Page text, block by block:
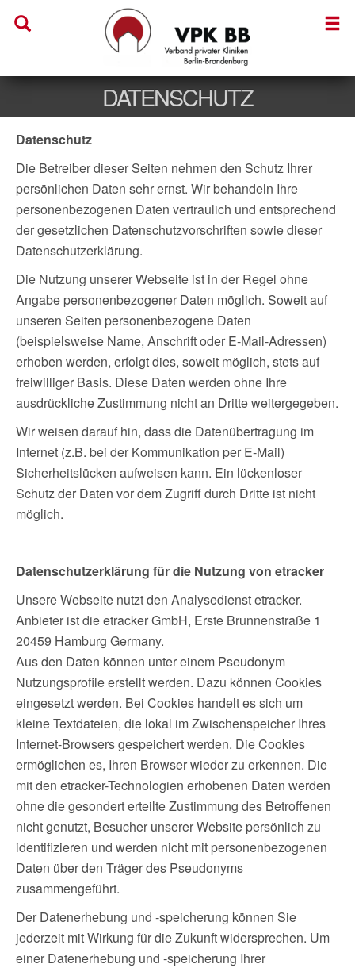
DATENSCHUTZ
Datenschutz
Die Betreiber dieser Seiten nehmen den Schutz Ihrer
persönlichen Daten sehr ernst. Wir behandeln Ihre
personenbezogenen Daten vertraulich und entsprechend
der gesetzlichen Datenschutzvorschriften sowie dieser
Datenschutzerklärung.
Die Nutzung unserer Webseite ist in der Regel ohne
Angabe personenbezogener Daten möglich. Soweit auf
unseren Seiten personenbezogene Daten
(beispielsweise Name, Anschrift oder E-Mail-Adressen)
erhoben werden, erfolgt dies, soweit möglich, stets auf
freiwilliger Basis. Diese Daten werden ohne Ihre
ausdrückliche Zustimmung nicht an Dritte weitergegeben.
Wir weisen darauf hin, dass die Datenübertragung im
Internet (z.B. bei der Kommunikation per E-Mail)
Sicherheitslücken aufweisen kann. Ein lückenloser
Schutz der Daten vor dem Zugriff durch Dritte ist nicht
möglich.
Datenschutzerklärung für die Nutzung von etracker
Unsere Webseite nutzt den Analysedienst etracker.
Anbieter ist die etracker GmbH, Erste Brunnenstraße 1
20459 Hamburg Germany.
Aus den Daten können unter einem Pseudonym
Nutzungsprofile erstellt werden. Dazu können Cookies
eingesetzt werden. Bei Cookies handelt es sich um
kleine Textdateien, die lokal im Zwischenspeicher Ihres
Internet-Browsers gespeichert werden. Die Cookies
ermöglichen es, Ihren Browser wieder zu erkennen. Die
mit den etracker-Technologien erhobenen Daten werden
ohne die gesondert erteilte Zustimmung des Betroffenen
nicht genutzt, Besucher unserer Website persönlich zu
identifizieren und werden nicht mit personenbezogenen
Daten über den Träger des Pseudonyms
zusammengeführt.
Der Datenerhebung und -speicherung können Sie
jederzeit mit Wirkung für die Zukunft widersprechen. Um
einer Datenerhebung und -speicherung Ihrer